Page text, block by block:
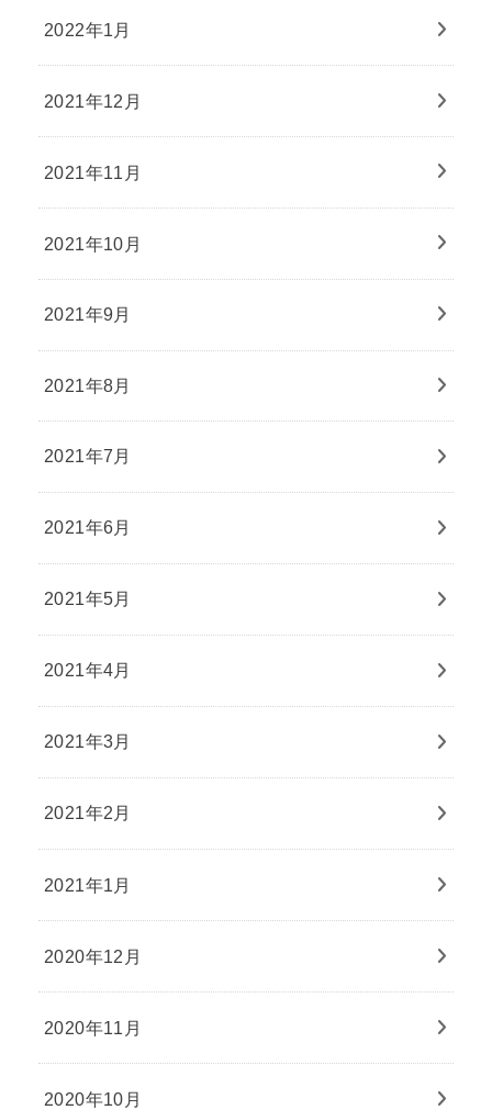
2022年1月
2021年12月
2021年11月
2021年10月
2021年9月
2021年8月
2021年7月
2021年6月
2021年5月
2021年4月
2021年3月
2021年2月
2021年1月
2020年12月
2020年11月
2020年10月